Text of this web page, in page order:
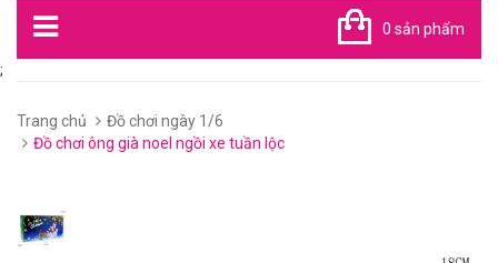
0 sản phẩm
;
Trang chủ
Đồ chơi ngày 1/6
Đồ chơi ông già noel ngồi xe tuần lộc